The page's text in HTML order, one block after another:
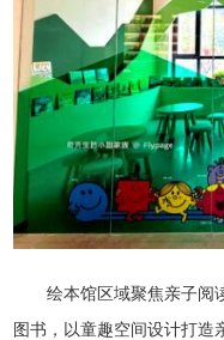
绘本馆区域聚焦亲子阅
图书，以童趣空间设计打造